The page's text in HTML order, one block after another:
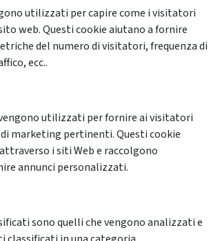
utilizzati per capire come i visitatori
web. Questi cookie aiutano a fornire
del numero di visitatori, frequenza di
ecc..
utilizzati per fornire ai visitatori
marketing pertinenti. Questi cookie
i siti Web e raccolgono
annunci personalizzati.
sono quelli che vengono analizzati e